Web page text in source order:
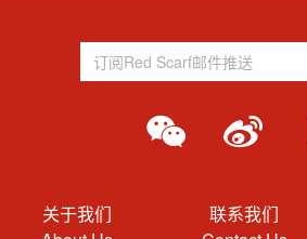
关于我们
联系我们